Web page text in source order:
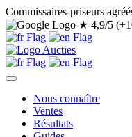
Commissaires-priseurs
★ 4,9/5
Nous connaître
Ventes
Résultats